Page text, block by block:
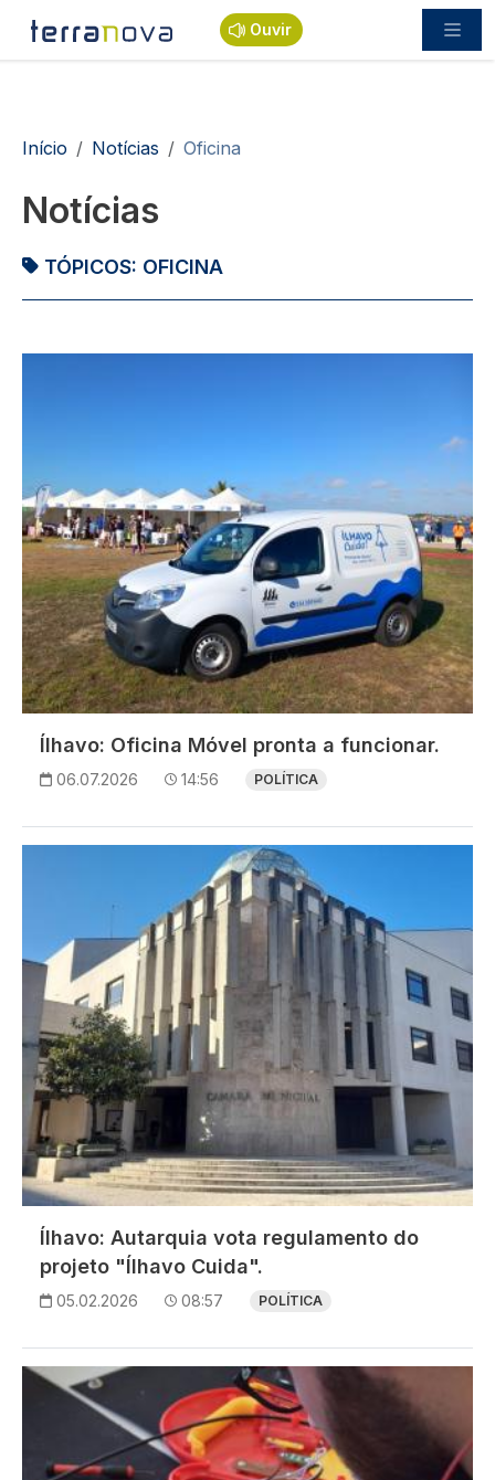
Passar para o conteúdo principal
Ouvir
Navegação estrutural
Início Notícias Oficina
Notícias
TÓPICOS: OFICINA
Ílhavo: Oficina Móvel pronta a funcionar.
06.07.2026 14:56 POLÍTICA
Ílhavo: Autarquia vota regulamento do
projeto "Ílhavo Cuida".
05.02.2026 08:57 POLÍTICA
Imagem